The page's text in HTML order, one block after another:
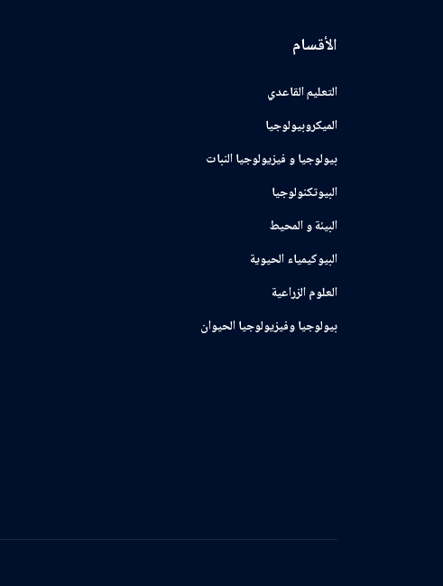
الأقسام
التعليم القاعدي
الميكروبيولوجيا
بيولوجيا و فيزيولوجيا النبات
البيوتكنولوجيا
البيئة و المحيط
البيوكيمياء الحيوية
العلوم الزراعية
بيولوجيا وفيزيولوجيا الحيوان